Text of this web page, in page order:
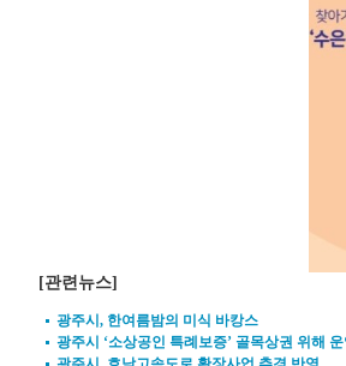
[관련뉴스]
광주시, 한여름밤의 미식 바캉스
광주시 ‘소상공인 특례보증’ 골목상권 위해